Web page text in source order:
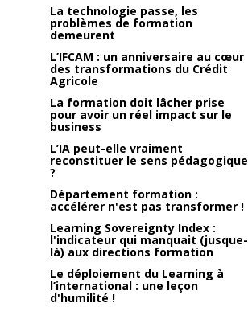
La technologie passe, les
problèmes de formation
demeurent
L’IFCAM : un anniversaire au cœur
des transformations du Crédit
Agricole
La formation doit lâcher prise
pour avoir un réel impact sur le
business
L’IA peut-elle vraiment
reconstituer le sens pédagogique
?
Département formation :
accélérer n'est pas transformer !
Learning Sovereignty Index :
l'indicateur qui manquait (jusque-
là) aux directions formation
Le déploiement du Learning à
l’international : une leçon
d'humilité !